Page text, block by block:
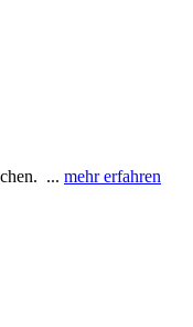
... mehr erfahren